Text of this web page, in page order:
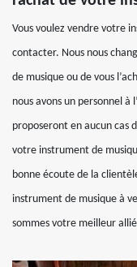
Vous voulez vendre votre
contacter. Nous nous
de musique ou de vous
nous avons un personnel à
proposeront en aucun cas
votre instrument de
bonne écoute de la
instrument de musique à
sommes votre meilleur